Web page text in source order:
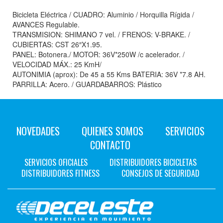
Bicicleta Eléctrica / CUADRO: Aluminio / Horquilla Rígida /
AVANCES Regulable.
TRANSMISION: SHIMANO 7 vel. / FRENOS: V-BRAKE. /
CUBIERTAS: CST 26″X1.95.
PANEL: Botonera./ MOTOR: 36V*250W /c acelerador. /
VELOCIDAD MÁX.: 25 KmH/
AUTONIMIA (aprox): De 45 a 55 Kms BATERIA: 36V *7.8 AH.
PARRILLA: Acero. / GUARDABARROS: Plástico
NOVEDADES QUIENES SOMOS
SERVICIOS
CONTACTO
SERVICIOS OFICIALES
DISTRIBUIDORES BICICLETAS
DISTRIBUIDORES FITNESS
CONSEJOS DE SEGURIDAD